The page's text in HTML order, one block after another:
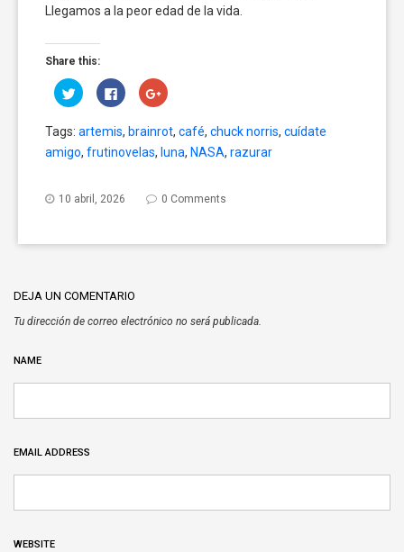
Llegamos a la peor edad de la vida.
Share this:
Click
to
share
Twitter
(Opens
in
Click
to
share
Facebook
(Opens
in
Click
to
Google+
(Opens
in
Tags: artemis, brainrot, café, chuck norris, cuídate
amigo, frutinovelas, luna, NASA, razurar
10 abril, 2026 0 Comments
DEJA UN COMENTARIO
Tu dirección de correo electrónico no será publicada.
NAME
EMAIL ADDRESS
WEBSITE